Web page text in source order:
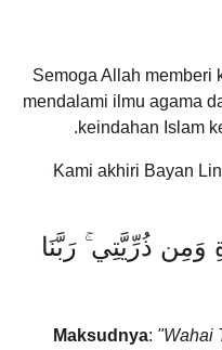
Semoga Allah memberi
mendalami ilmu agama
keindahan Islam
Kami akhiri Bayan
ذُرِّيَّتِي ۚ رَبَّنَا
Maksudnya: "Wahai